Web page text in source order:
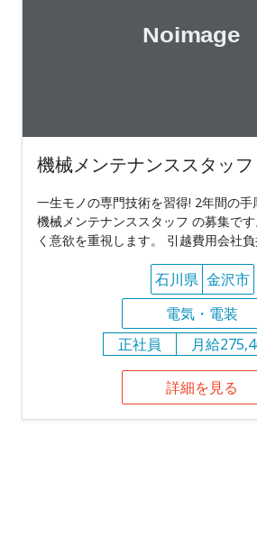
機械メンテナンススタッフ
一生モノの専門技術を習得! 2年間の手
機械メンテナンススタッフ の募集で
く意欲を重視します。 引越費用会社
石川県 金沢市
電気・電装
正社員
月給
詳細を見る